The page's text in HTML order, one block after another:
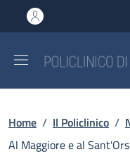
al contenuto principale
to footer content
Briciole di
Home / Il Policlinico /
Al Maggiore e al